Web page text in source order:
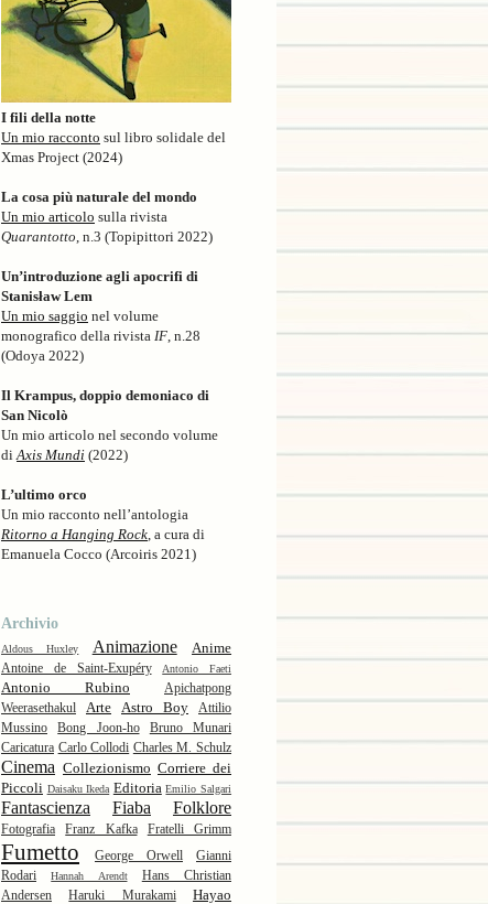
I fili della notte
Un mio racconto sul libro solidale del
Xmas Project (2024)
La cosa più naturale del mondo
Un mio articolo sulla rivista
Quarantotto , n.3 (Topipittori 2022)
Un’introduzione agli apocrifi di
Stanisław Lem
Un mio saggio nel volume
monografico della rivista IF , n.28
(Odoya 2022)
Il Krampus, doppio demoniaco di
San Nicolò
Un mio articolo nel secondo volume
di Axis Mundi (2022)
L’ultimo orco
Un mio racconto nell’antologia
Ritorno a Hanging Rock , a cura di
Emanuela Cocco (Arcoiris 2021)
Archivio
Aldous Huxley Animazione Anime
Antoine de Saint-Exupéry Antonio Faeti
Antonio Rubino
Apichatpong
Weerasethakul
Arte Astro Boy
Attilio
Mussino
Bong Joon-ho
Bruno Munari
Caricatura Carlo Collodi Charles M. Schulz
Cinema Collezionismo Corriere dei
Piccoli Daisaku Ikeda Editoria Emilio Salgari
Fantascienza Fiaba Folklore
Fotografia Franz Kafka Fratelli Grimm
Fumetto George Orwell
Gianni
Rodari
Hannah Arendt
Hans Christian
Andersen
Haruki Murakami
Hayao